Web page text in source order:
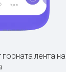
лента на